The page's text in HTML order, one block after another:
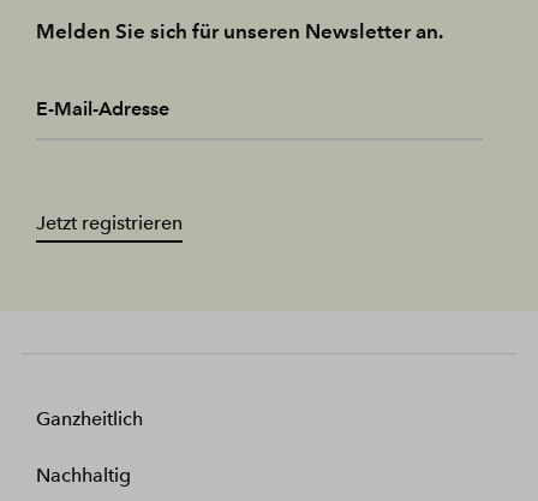
Melden Sie sich für unseren Newsletter an.
E-Mail-Adresse
Jetzt registrieren
Ganzheitlich
Nachhaltig